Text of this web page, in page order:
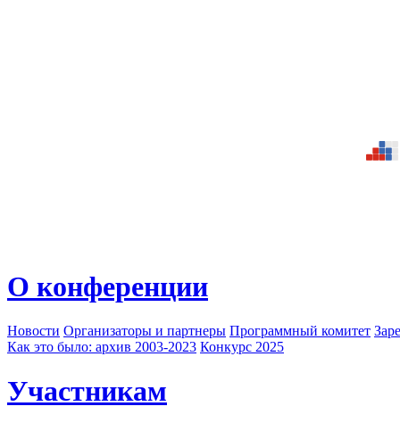
О конференции
Новости Организаторы и партнеры Программный комитет
Как это было: архив 2003-2023 Конкурс 2025
Участникам